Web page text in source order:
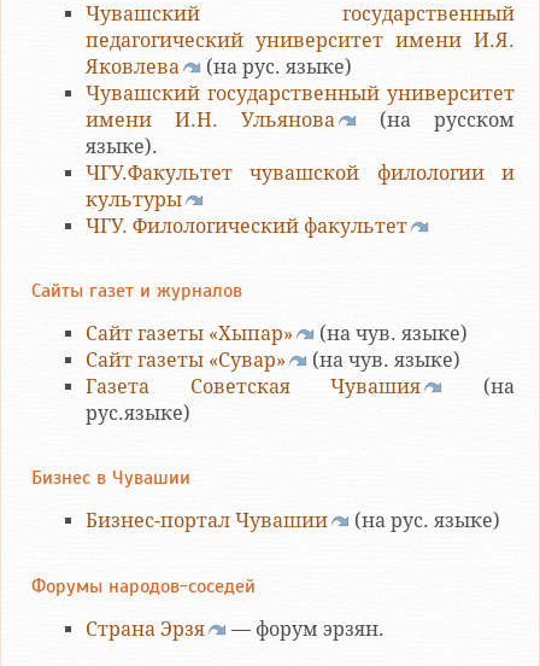
Чувашский государственный
педагогический университет имени И.Я.
Яковлева
(на рус. языке)
Чувашский государственный университет
имени И.Н. Ульянова
(на русском
языке).
ЧГУ.Факультет чувашской филологии и
культуры
ЧГУ. Филологический факультет
Сайты газет и журналов
Сайт газеты «Хыпар»
(на чув. языке)
Сайт газеты «Сувар»
(на чув. языке)
Газета Советская Чувашия
(на
рус.языке)
Бизнес в Чувашии
Бизнес-портал Чувашии (на рус. языке)
Форумы народов-соседей
Страна Эрзя — форум эрзян.